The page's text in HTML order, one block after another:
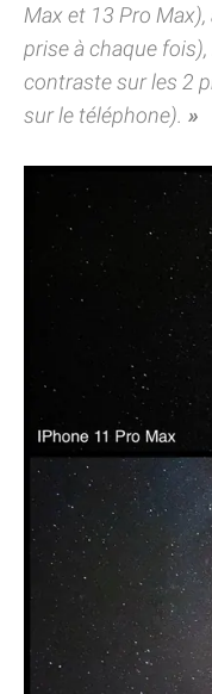
Max et 13 Pro
prise à chaque
contraste sur les 2
sur le téléphone).